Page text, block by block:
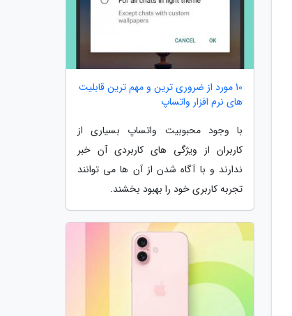
10 مورد از ضروری ترین و مهم ترین قابلیت
های نرم افزار واتساپ
با وجود محبوبیت واتساپ بسیاری از
کاربران از ویژگی های کاربردی آن خبر
ندارند و با آگاه شدن از آن ها می توانند
تجربه کاربری خود را بهبود بخشند.